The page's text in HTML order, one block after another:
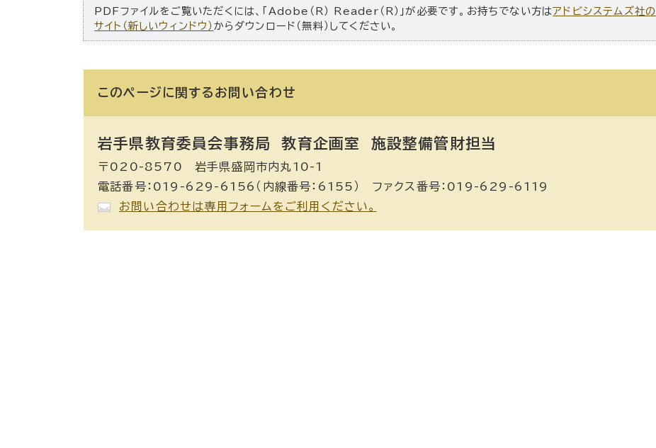
PDFファイルをご覧いただくには、「Adobe（R） Reader（R）」が必要です。お持ちでない方はアドビシステムズ社の
サイト（新しいウィンドウ） からダウンロード（無料）してください。
このページに関する お問い合わせ
岩手県教育委員会事務局 教育企画室 施設整備管財担当
〒020-8570 岩手県盛岡市内丸10-1
電話番号：019-629-6156（内線番号：6155） ファクス番号：019-629-6119
お問い合わせは専用フォームをご利用ください。